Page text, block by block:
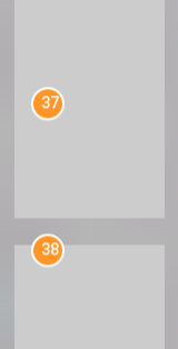
37
38